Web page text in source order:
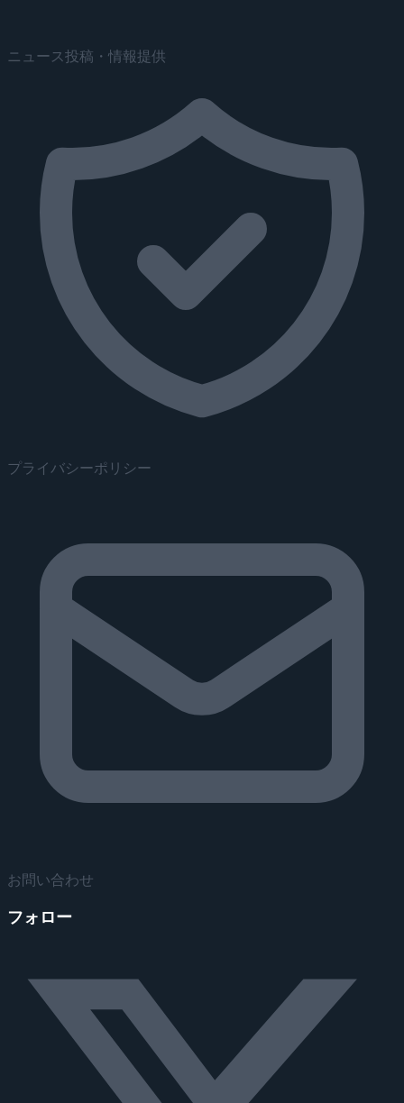
ニュース投稿・情報提供
プライバシーポリシー
お問い合わせ
フォロー